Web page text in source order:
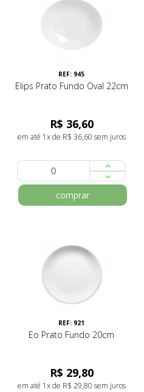
REF: 945
Elips Prato Fundo Oval 22cm
R$ 36,60
em até 1x de R$ 36,60 sem juros
comprar
REF: 921
Eo Prato Fundo 20cm
R$ 29,80
em até 1x de R$ 29,80 sem juros